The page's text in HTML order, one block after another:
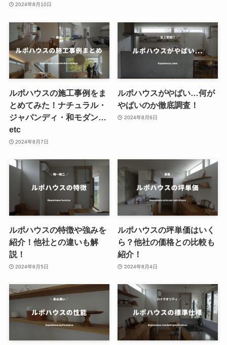
2024年8月10日
ルポハウスの施工事例をま
とめてみた！ナチュラル・
ジャパンディ・和モダン…
etc
2024年8月7日
ルポハウスがやばい…何が
やばいのか徹底調査！
2024年8月6日
ルポハウスの特徴や強みを
紹介！他社との違いも解
説！
2024年8月5日
ルポハウスの坪単価はいく
ら？他社の価格との比較も
紹介！
2024年8月4日